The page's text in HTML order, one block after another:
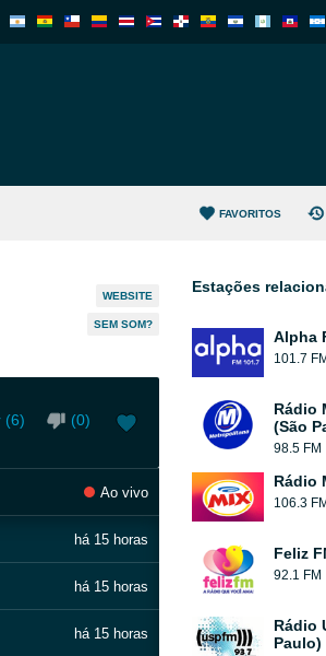
FAVORITOS
WEBSITE
SEM SOM?
(6) (0)
Ao vivo
há 15 horas
há 15 horas
há 15 horas
Estações
Alpha
101.7 FM
Rádio
(São
98.5 FM
Rádio
106.3 FM
Feliz
92.1 FM
Rádio
Paulo)